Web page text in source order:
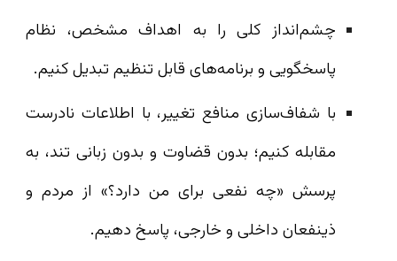
چشم‌انداز کلی را به اهداف مشخص، نظام
پاسخگویی و برنامه‌های قابل تنظیم تبدیل کنیم.
با شفاف‌سازی منافع تغییر، با اطلاعات نادرست
مقابله کنیم؛ بدون قضاوت و ‌بدون زبانی تند، به
پرسش «چه نفعی برای من دارد؟» از مردم و
ذینفعان داخلی و خارجی، پاسخ دهیم.